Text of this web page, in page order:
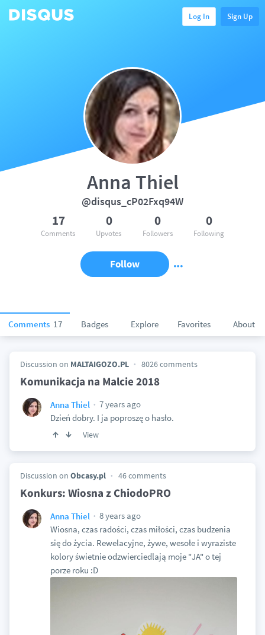
Log In Sign Up
Comments 17 Badges Explore Favorites About
Anna Thiel
@disqus_cP02Fxq94W
17
Comments
0
Upvotes
0
Followers
0
Following
Follow
Discussion on MALTAIGOZO.PL 8026 comments
Komunikacja na Malcie 2018
Anna Thiel
7 years ago
Dzień dobry. I ja poproszę o hasło.
View
Discussion on Obcasy.pl 46 comments
Konkurs: Wiosna z ChiodoPRO
Anna Thiel
8 years ago
Wiosna, czas radości, czas miłości, czas budzenia
się do życia. Rewelacyjne, żywe, wesołe i wyraziste
kolory świetnie odzwierciedlają moje "JA" o tej
porze roku :D